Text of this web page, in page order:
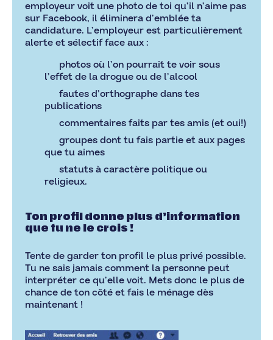
employeur voit une photo de toi qu’il n’aime pas
sur Facebook, il éliminera d’emblée ta
candidature. L’employeur est particulièrement
alerte et sélectif face aux :
photos où l’on pourrait te voir sous
l’effet de la drogue ou de l’alcool
fautes d’orthographe dans tes
publications
commentaires faits par tes amis (et oui!)
groupes dont tu fais partie et aux pages
que tu aimes
statuts à caractère politique ou
religieux.
Ton profil donne plus d’information
que tu ne le crois !
Tente de garder ton profil le plus privé possible.
Tu ne sais jamais comment la personne peut
interpréter ce qu’elle voit. Mets donc le plus de
chance de ton côté et fais le ménage dès
maintenant !